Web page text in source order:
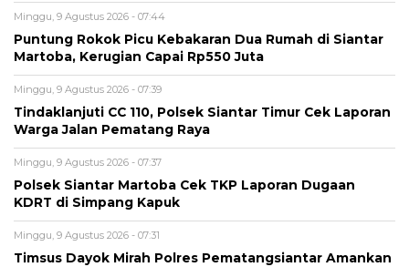
Minggu, 9 Agustus 2026 - 07:44
Puntung Rokok Picu Kebakaran Dua Rumah di Siantar
Martoba, Kerugian Capai Rp550 Juta
Minggu, 9 Agustus 2026 - 07:39
Tindaklanjuti CC 110, Polsek Siantar Timur Cek Laporan
Warga Jalan Pematang Raya
Minggu, 9 Agustus 2026 - 07:37
Polsek Siantar Martoba Cek TKP Laporan Dugaan
KDRT di Simpang Kapuk
Minggu, 9 Agustus 2026 - 07:31
Timsus Dayok Mirah Polres Pematangsiantar Amankan